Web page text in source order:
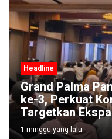
Headline
Grand Palma
ke-3, Perkuat
Targetkan
1 minggu yang lalu